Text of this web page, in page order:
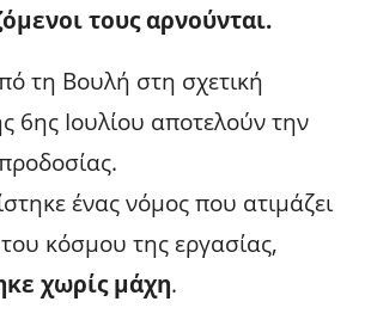
τους αρνούνται.
τη Βουλή στη σχετική
6ης Ιουλίου αποτελούν την
ένας νόμος που ατιμάζει
κόσμου της εργασίας,
χωρίς μάχη.